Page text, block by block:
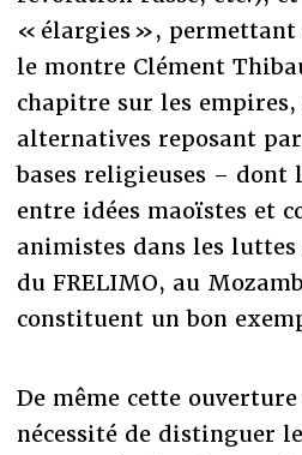
« élargies », permettant
le montre Clément
chapitre sur les
alternatives reposant
bases religieuses – dont
entre idées maoïstes et
animistes dans les
du FRELIMO, au
constituent un bon
De même cette
nécessité de distinguer